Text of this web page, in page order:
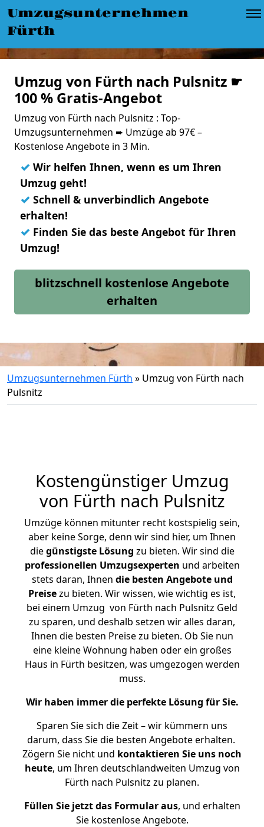
Umzugsunternehmen
Fürth
Umzug von Fürth nach Pulsnitz ☛
100 % Gratis-Angebot
Umzug von Fürth nach Pulsnitz : Top-
Umzugsunternehmen ➨ Umzüge ab 97€ –
Kostenlose Angebote in 3 Min.
✓ Wir helfen Ihnen, wenn es um Ihren
Umzug geht!
✓ Schnell & unverbindlich Angebote
erhalten!
✓ Finden Sie das beste Angebot für Ihren
Umzug!
blitzschnell kostenlose Angebote
erhalten
Umzugsunternehmen Fürth » Umzug von Fürth nach
Pulsnitz
Kostengünstiger Umzug
von Fürth nach Pulsnitz
Umzüge können mitunter recht kostspielig sein,
aber keine Sorge, denn wir sind hier, um Ihnen
diegünstigste Lösung zu bieten. Wir sind die
professionellen Umzugsexperten und arbeiten
stets daran, Ihnen die besten Angebote und
Preisezu bieten. Wir wissen, wie wichtig es ist,
bei einem Umzug von Fürth nach Pulsnitz Geld
zu sparen, und deshalb setzen wir alles daran,
Ihnen die besten Preise zu bieten. Ob Sie nun
eine kleine Wohnung haben oder ein großes
Haus in Fürth besitzen, was umgezogen werden
muss.
Wir haben immer die perfekte Lösung für Sie.
Sparen Sie sich die Zeit – wir kümmern uns
darum, dass Sie die besten Angebote erhalten.
Zögern Sie nicht und kontaktieren Sie uns noch
heute, um Ihren deutschlandweiten Umzug von
Fürth nach Pulsnitz zu planen.
Füllen Sie jetzt das Formular aus, und erhalten
Sie kostenlose Angebote.